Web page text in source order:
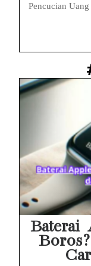
Pencucian
Baterai